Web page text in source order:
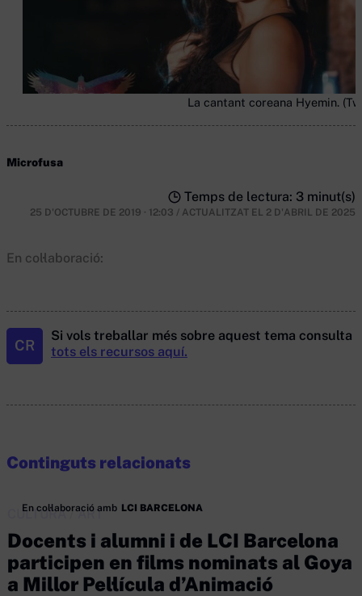
La cantant coreana Hyemin.
Microfusa
Temps de lectura: 3 minut(s)
25 D'OCTUBRE DE 2019 · 12:03 / ACTUALITZAT EL 2 D'ABRIL DE 2025
En col·laboració:
CR
Si vols treballar més sobre aquest tema consulta
tots els recursos aquí.
Continguts relacionats
En col·laboració amb LCI BARCELONA
CULTURA/ART
Docents i alumni i de LCI Barcelona
participen en films nominats al Goya
a Millor Pel·lícula d’Animació